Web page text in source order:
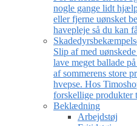
nogle gange lidt
eller fjerne uønsket
havepleje så du kan
Slip af med
lave meget ballade
af sommerens store
hvepse. Hos
forskellige produkter
Beklædning
Arbejdstøj